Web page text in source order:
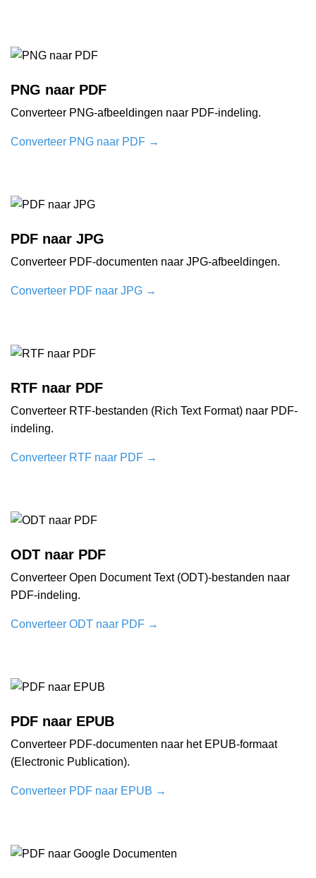
PNG naar PDF
Converteer PNG-afbeeldingen naar PDF-indeling.
Converteer PNG naar PDF →
PDF naar JPG
Converteer PDF-documenten naar JPG-afbeeldingen.
Converteer PDF naar JPG →
RTF naar PDF
Converteer RTF-bestanden (Rich Text Format) naar PDF-
indeling.
Converteer RTF naar PDF →
ODT naar PDF
Converteer Open Document Text (ODT)-bestanden naar
PDF-indeling.
Converteer ODT naar PDF →
PDF naar EPUB
Converteer PDF-documenten naar het EPUB-formaat
(Electronic Publication).
Converteer PDF naar EPUB →